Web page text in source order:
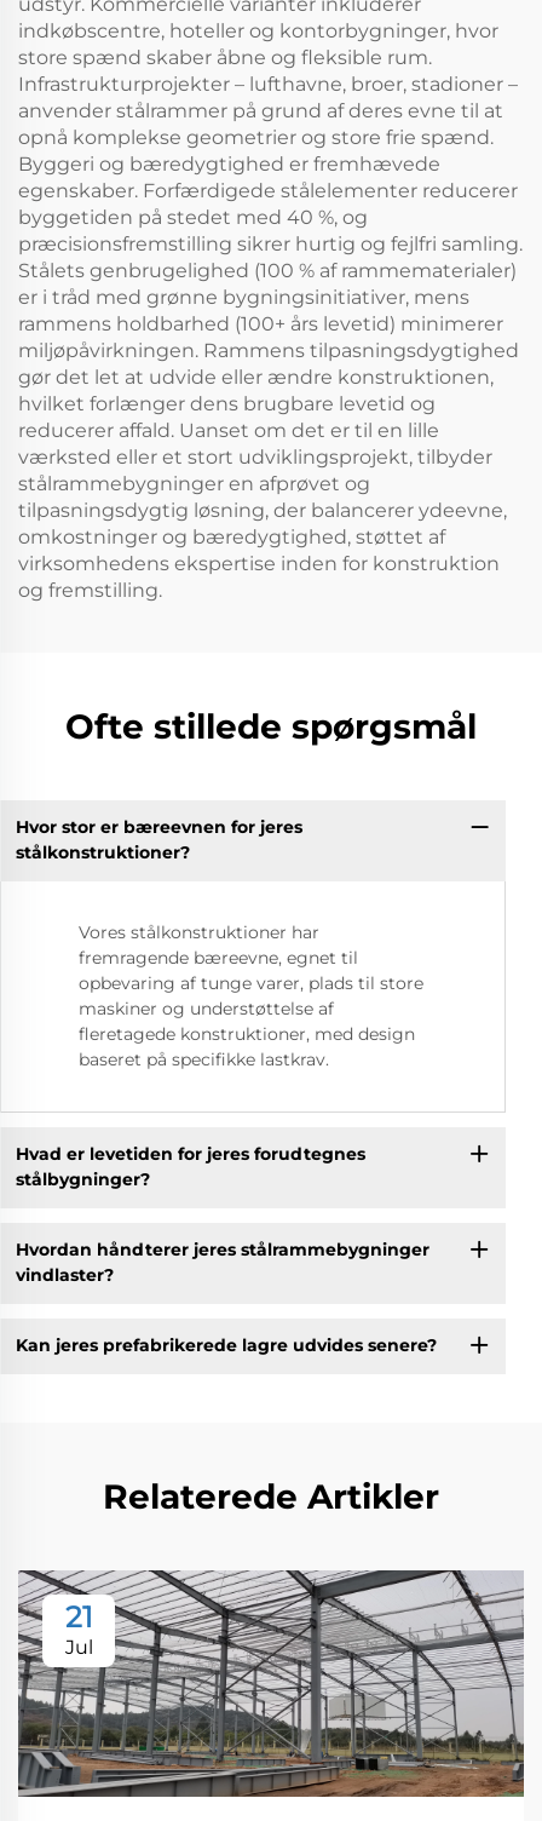
indkøbscentre, hoteller og kontorbygninger, hvor
store spænd skaber åbne og fleksible rum.
Infrastrukturprojekter – lufthavne, broer, stadioner –
anvender stålrammer på grund af deres evne til at
opnå komplekse geometrier og store frie spænd.
Byggeri og bæredygtighed er fremhævede
egenskaber. Forfærdigede stålelementer reducerer
byggetiden på stedet med 40 %, og
præcisionsfremstilling sikrer hurtig og fejlfri samling.
Stålets genbrugelighed (100 % af rammematerialer)
er i tråd med grønne bygningsinitiativer, mens
rammens holdbarhed (100+ års levetid) minimerer
miljøpåvirkningen. Rammens tilpasningsdygtighed
gør det let at udvide eller ændre konstruktionen,
hvilket forlænger dens brugbare levetid og
reducerer affald. Uanset om det er til en lille
værksted eller et stort udviklingsprojekt, tilbyder
stålrammebygninger en afprøvet og
tilpasningsdygtig løsning, der balancerer ydeevne,
omkostninger og bæredygtighed, støttet af
virksomhedens ekspertise inden for konstruktion
og fremstilling.
Ofte stillede spørgsmål
Hvor stor er bæreevnen for jeres
stålkonstruktioner?
Vores stålkonstruktioner har
fremragende bæreevne, egnet til
opbevaring af tunge varer, plads til store
maskiner og understøttelse af
fleretagede konstruktioner, med design
baseret på specifikke lastkrav.
Hvad er levetiden for jeres forudtegnes
stålbygninger?
Hvordan håndterer jeres stålrammebygninger
vindlaster?
Kan jeres prefabrikerede lagre udvides senere?
Relaterede Artikler
21
Jul